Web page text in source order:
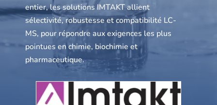
entier, les solutions IMTAKT allient
sélectivité, robustesse et compatibilité LC-
MS, pour répondre aux exigences les plus
pointues en chimie, biochimie et
pharmaceutique.